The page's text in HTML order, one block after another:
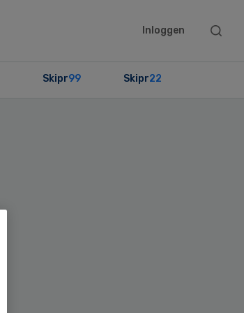
Inloggen
Search
Skipr99 Skipr22